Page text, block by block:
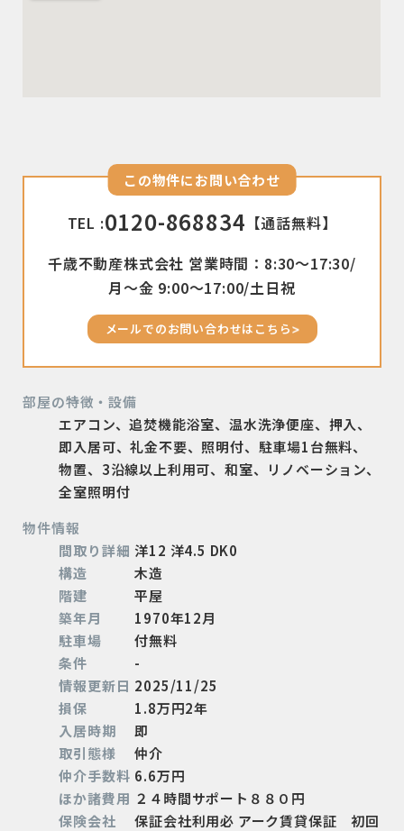
この物件にお問い合わせ
TEL :0120-868834 【通話無料】
千歳不動産株式会社 営業時間：8:30〜17:30/
月〜金 9:00〜17:00/土日祝
メールでのお問い合わせはこちら
部屋の特徴・設備
エアコン、追焚機能浴室、温水洗浄便座、押入、
即入居可、礼金不要、照明付、駐車場1台無料、
物置、3沿線以上利用可、和室、リノベーション、
全室照明付
物件情報
間取り詳細 洋12 洋4.5 DK0
構造
木造
階建
平屋
築年月
1970年12月
駐車場
付無料
条件
-
情報更新日 2025/11/25
損保
1.8万円2年
入居時期
即
取引態様
仲介
仲介手数料 6.6万円
ほか諸費用 ２４時間サポート８８０円
保険会社
保証会社利用必 アーク賃貸保証 初回